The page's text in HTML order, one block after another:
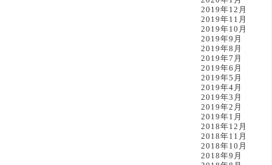
2019年12月
2019年11月
2019年10月
2019年9月
2019年8月
2019年7月
2019年6月
2019年5月
2019年4月
2019年3月
2019年2月
2019年1月
2018年12月
2018年11月
2018年10月
2018年9月